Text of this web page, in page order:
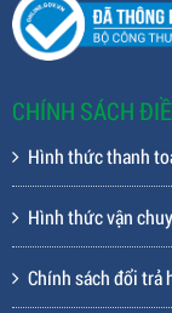
CHÍNH SÁCH
Hình thức thanh
Hình thức vận
Chính sách đổi trả